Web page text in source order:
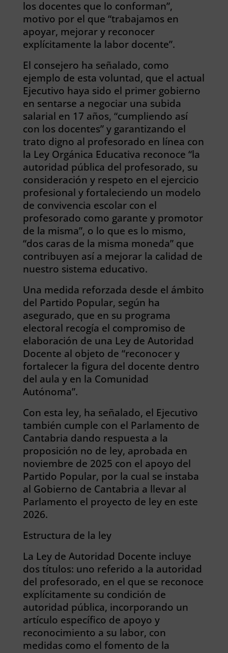
los docentes que lo conforman”,
motivo por el que “trabajamos en
apoyar, mejorar y reconocer
explícitamente la labor docente”.
El consejero ha señalado, como
ejemplo de esta voluntad, que el actual
Ejecutivo haya sido el primer gobierno
en sentarse a negociar una subida
salarial en 17 años, “cumpliendo así
con los docentes” y garantizando el
trato digno al profesorado en línea con
la Ley Orgánica Educativa reconoce “la
autoridad pública del profesorado, su
consideración y respeto en el ejercicio
profesional y fortaleciendo un modelo
de convivencia escolar con el
profesorado como garante y promotor
de la misma”, o lo que es lo mismo,
“dos caras de la misma moneda” que
contribuyen así a mejorar la calidad de
nuestro sistema educativo.
Una medida reforzada desde el ámbito
del Partido Popular, según ha
asegurado, que en su programa
electoral recogía el compromiso de
elaboración de una Ley de Autoridad
Docente al objeto de “reconocer y
fortalecer la figura del docente dentro
del aula y en la Comunidad
Autónoma”.
Con esta ley, ha señalado, el Ejecutivo
también cumple con el Parlamento de
Cantabria dando respuesta a la
proposición no de ley, aprobada en
noviembre de 2025 con el apoyo del
Partido Popular, por la cual se instaba
al Gobierno de Cantabria a llevar al
Parlamento el proyecto de ley en este
2026.
Estructura de la ley
La Ley de Autoridad Docente incluye
dos títulos: uno referido a la autoridad
del profesorado, en el que se reconoce
explícitamente su condición de
autoridad pública, incorporando un
artículo específico de apoyo y
reconocimiento a su labor, con
medidas como el fomento de la